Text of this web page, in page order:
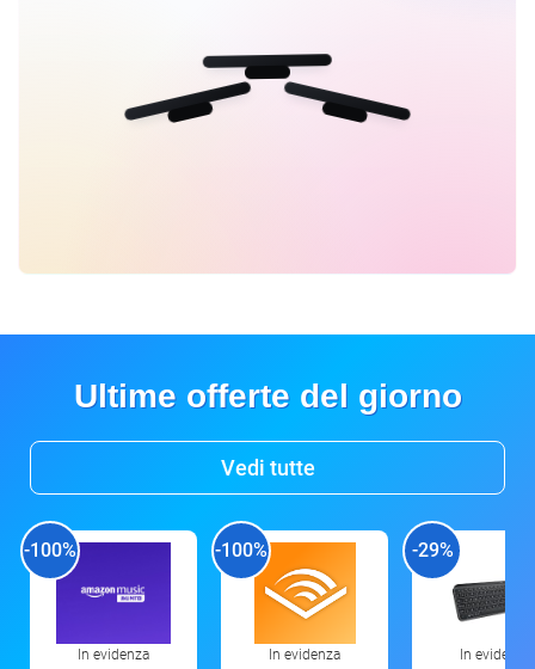
Ultime offerte del giorno
Vedi tutte
-100%
In evidenza
-100%
In evidenza
-29%
In evidenza